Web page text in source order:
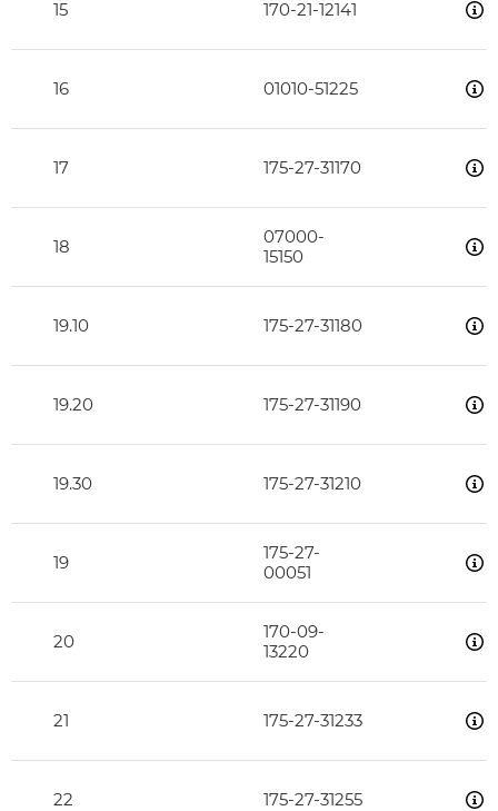
15 170-21-12141
16 01010-51225
17 175-27-31170
18
07000-
15150
19.10 175-27-31180
19.20 175-27-31190
19.30 175-27-31210
19
175-27-
00051
20
170-09-
13220
21 175-27-31233
22 175-27-31255